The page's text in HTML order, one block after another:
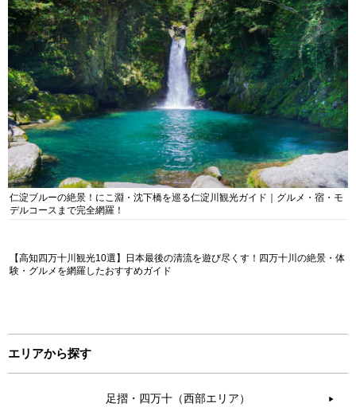
仁淀ブルーの絶景！にこ淵・沈下橋を巡る仁淀川観光ガイド｜グルメ・宿・モ
デルコースまで完全網羅！
【高知四万十川観光10選】日本最後の清流を遊び尽くす！四万十川の絶景・体
験・グルメを網羅したおすすめガイド
エリアから探す
足摺・四万十（西部エリア） ▶︎